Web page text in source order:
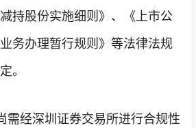
持股份实施细则》、《上市公
务办理暂行规则》等法律法规
。
需经深圳证券交易所进行合规性